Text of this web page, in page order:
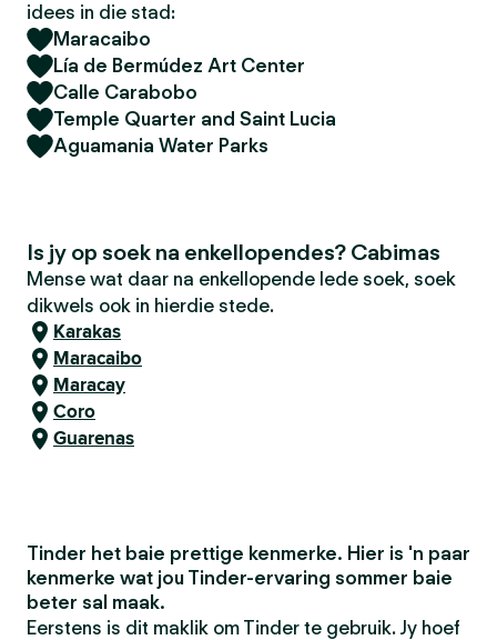
idees in die stad:
Maracaibo
Lía de Bermúdez Art Center
Calle Carabobo
Temple Quarter and Saint Lucia
Aguamania Water Parks
Is jy op soek na enkellopendes? Cabimas
Mense wat daar na enkellopende lede soek, soek
dikwels ook in hierdie stede.
Karakas
Maracaibo
Maracay
Coro
Guarenas
Tinder het baie prettige kenmerke. Hier is 'n paar
kenmerke wat jou Tinder-ervaring sommer baie
beter sal maak.
Eerstens is dit maklik om Tinder te gebruik. Jy hoef